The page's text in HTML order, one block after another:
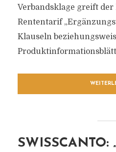
Verbandsklage greift der
Rententarif
Klauseln
SWISSCANTO: